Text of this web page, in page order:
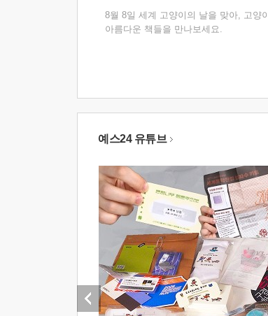
8월 8일 세계 고양이의 날을 맞아, 고양
아름다운 책들을 만나보세요.
예스24 유튜브